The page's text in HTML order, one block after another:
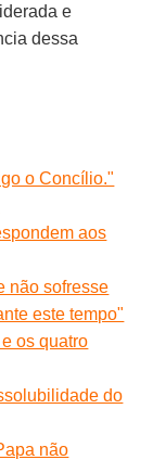
e
dessa
o Concílio."
aos
não sofresse
este tempo"
os quatro
do
não